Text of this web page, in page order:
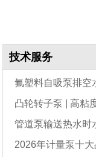
技术服务
氟塑料自吸泵排空
凸轮转子泵 | 高粘
管道泵输送热水时
2026年计量泵十大